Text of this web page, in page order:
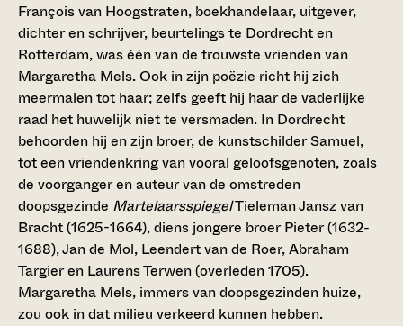
François van Hoogstraten, boekhandelaar, uitgever,
dichter en schrijver, beurtelings te Dordrecht en
Rotterdam, was één van de trouwste vrienden van
Margaretha Mels. Ook in zijn poëzie richt hij zich
meermalen tot haar; zelfs geeft hij haar de vaderlijke
raad het huwelijk niet te versmaden. In Dordrecht
behoorden hij en zijn broer, de kunstschilder Samuel,
tot een vriendenkring van vooral geloofsgenoten, zoals
de voorganger en auteur van de omstreden
doopsgezinde MartelaarsspiegelTieleman Jansz van
Bracht (1625-1664), diens jongere broer Pieter (1632-
1688), Jan de Mol, Leendert van de Roer, Abraham
Targier en Laurens Terwen (overleden 1705).
Margaretha Mels, immers van doopsgezinden huize,
zou ook in dat milieu verkeerd kunnen hebben.